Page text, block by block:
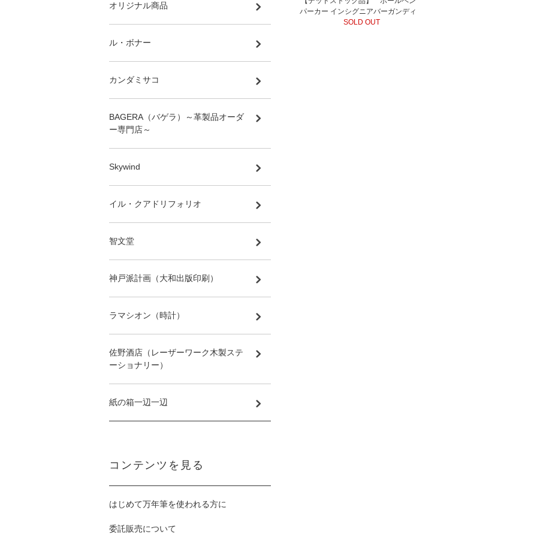
パーカー インシグニアバーガンディ
SOLD OUT
オリジナル商品
ル・ボナー
カンダミサコ
BAGERA（バゲラ）～革製品オーダ
ー専門店～
Skywind
イル・クアドリフォリオ
智文堂
神戸派計画（大和出版印刷）
ラマシオン（時計）
佐野酒店（レーザーワーク木製ステ
ーショナリー）
紙の箱一辺一辺
コンテンツを見る
はじめて万年筆を使われる方に
委託販売について